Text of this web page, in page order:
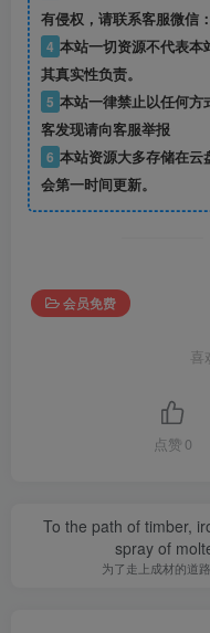
有侵权，请联系客服微信：
4 本站一切资源不代表本
其真实性负责。
5 本站一律禁止以任何方
客发现请向客服举报
6 本站资源大多存储在云
会第一时间更新。
会员免费
点赞 0
To the path of timber,
spray of
为了走上成材的道